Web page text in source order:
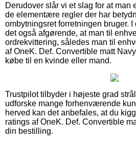
Derudover slår vi et slag for at man
de elementære regler der har
ombytningsret forretningen bruger.
det også afgørende, at man til
ordrekvittering, således man til
af OneK. Def. Convertible matt
købe til en kvinde eller mand.
Trustpilot tilbyder i højeste grad
udforske mange forhenværende
herved kan det anbefales, at du
ratings af OneK. Def. Convertible
din bestilling.